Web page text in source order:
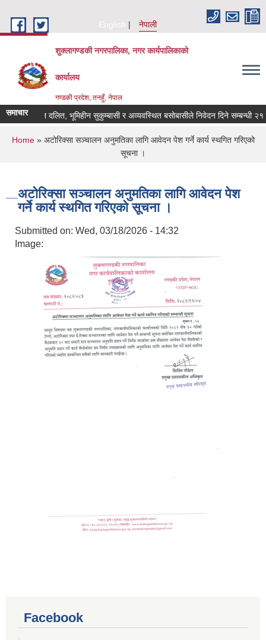
English
नेपाली
शुक्लागण्डकी नगरपालिका, नगर कार्यपालिकाको
कार्यालय
गण्डकी प्रदेश, तनहुँ, नेपाल
समाचार
भूमिहीन दलित, भूमिहीन सुकुम्बासी र अव्यवस्थित बसोबासीले निवेदन दिने सम्बन्धी २१
You are here
Home» अटोरिक्सा सञ्चालन अनुमतिका लागि आवेदन पेश गर्ने कार्य स्थगित गरिएको
सूचना ।
अटोरिक्सा सञ्चालन अनुमतिका लागि आवेदन पेश
गर्ने कार्य स्थगित गरिएको सूचना ।
Submitted on: Wed, 03/18/2026 - 14:32
Image:
Facebook